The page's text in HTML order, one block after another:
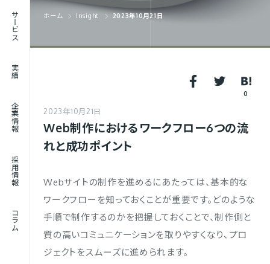
サービス
実績
企業情報
採用情報
コラム
RECRUIT
ホーム Insight 2023年10月21日
0
2023年10月21日
Web制作におけるワークフロー6つの流
れと成功ポイント
Webサイトの制作を進めるにあたっては、基本的な
ワークフローを知っておくことが重要です。どのような
手順で制作するのかを把握しておくことで、制作側と
質の高いコミュニケーションを取りやすくなり、プロ
ジェクトをスムーズに進められます。